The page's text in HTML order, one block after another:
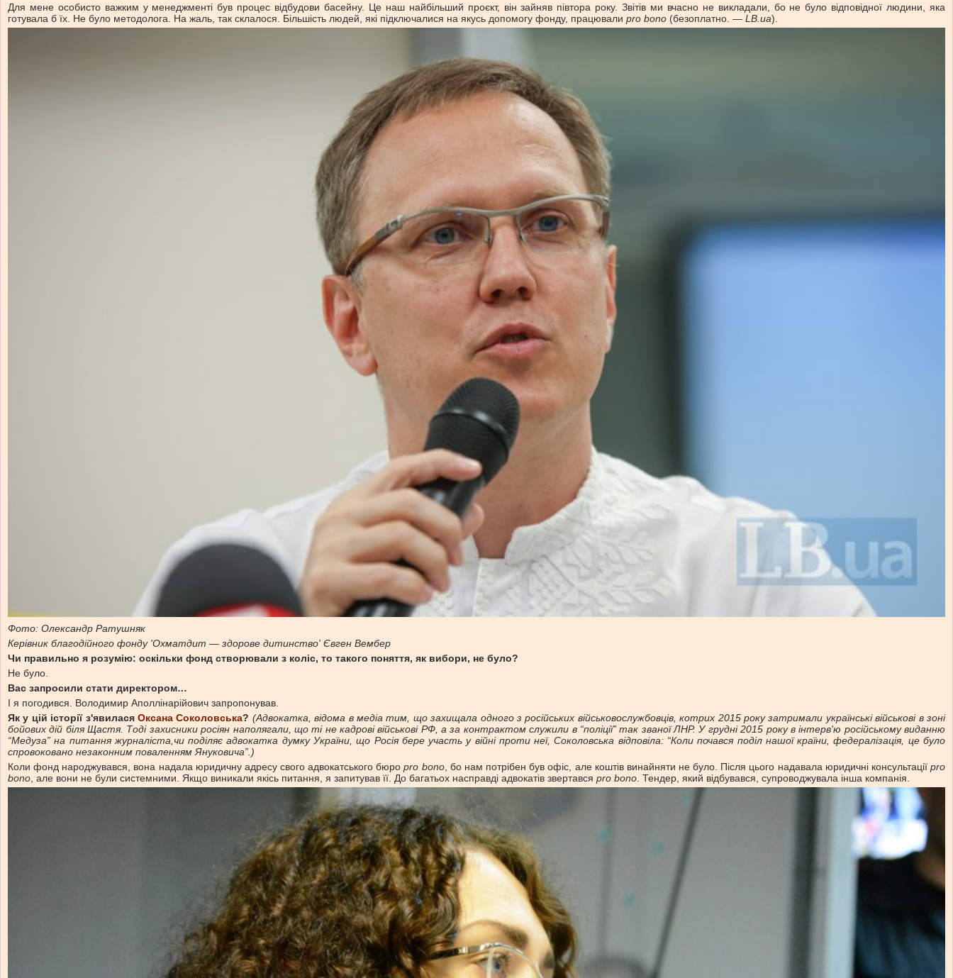
Для мене особисто важким у менеджменті був процес відбудови басейну. Це наш найбільший проєкт, він зайняв півтора року. Звітів ми вчасно не викладали, бо не було відповідної людини, яка
готувала б їх. Не було методолога. На жаль, так склалося. Більшість людей, які підключалися на якусь допомогу фонду, працювали pro bono (безоплатно. — LB.ua).
Фото: Олександр Ратушняк
Керівник благодійного фонду 'Охматдит — здорове дитинство' Євген Вембер
Чи правильно я розумію: оскільки фонд створювали з коліс, то такого поняття, як вибори, не було?
Не було.
Вас запросили стати директором…
І я погодився. Володимир Аполлінарійович запропонував.
Як у цій історії з'явилася Оксана Соколовська? (Адвокатка, відома в медіа тим, що захищала одного з російських військовослужбовців, котрих 2015 року затримали українські військові в зоні
бойових дій біля Щастя. Тоді захисники росіян наполягали, що ті не кадрові військові РФ, а за контрактом служили в “поліції” так званої ЛНР. У грудні 2015 року в інтерв'ю російському виданню
“Медуза” на питання журналіста,чи поділяє адвокатка думку України, що Росія бере участь у війні проти неї, Соколовська відповіла: “Коли почався поділ нашої країни, федералізація, це було
спровоковано незаконним поваленням Януковича”.)
Коли фонд народжувався, вона надала юридичну адресу свого адвокатського бюроpro bono, бо нам потрібен був офіс, але коштів винайняти не було. Після цього надавала юридичні консультаціїpro
bono , але вони не були системними. Якщо виникали якісь питання, я запитував її. До багатьох насправді адвокатів звертався pro bono . Тендер, який відбувався, супроводжувала інша компанія.